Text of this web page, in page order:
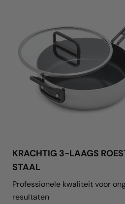
KRACHTIG 3-LAAGS
STAAL
Professionele kwaliteit voor
resultaten